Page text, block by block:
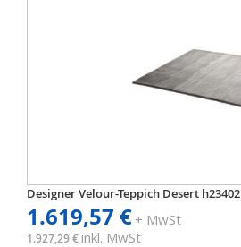
Designer Velour-Teppich Desert h23402
1.619,57 €+ MwSt
1.927,29 € inkl. MwSt